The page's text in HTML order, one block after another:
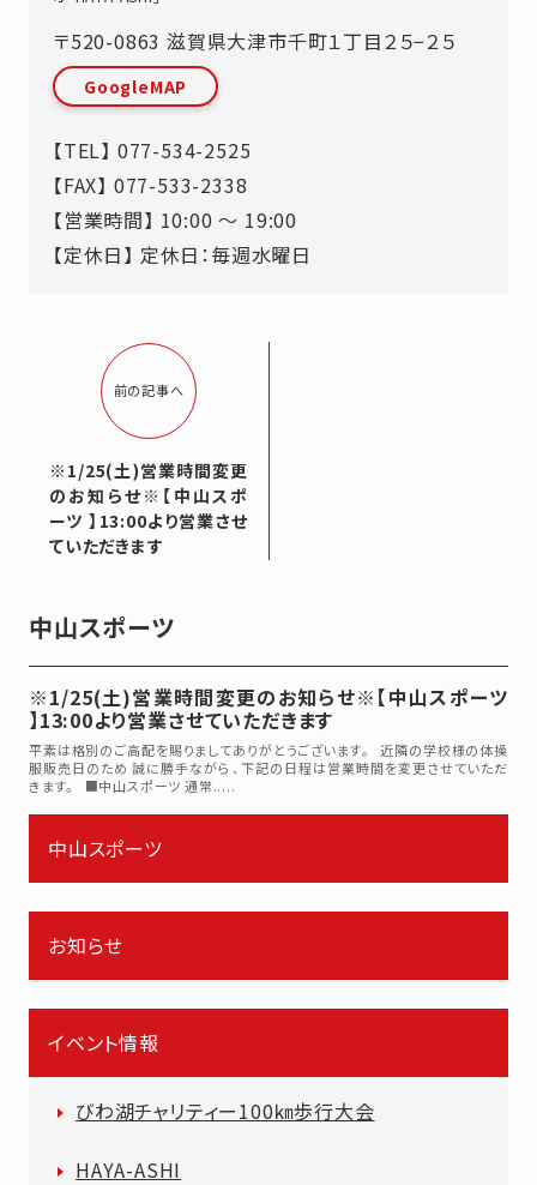
〒520-0863 滋賀県大津市千町１丁目２５−２５
GoogleMAP
【TEL】 077-534-2525
【FAX】 077-533-2338
【営業時間】 10:00 ～ 19:00
【定休日】 定休日：毎週水曜日
前の記事へ
※1/25(土)営業時間変更
のお知らせ※【中山スポ
ーツ 】13:00より営業させ
ていただきます
中山スポーツ
※1/25(土)営業時間変更のお知らせ※【中山スポーツ
】13:00より営業させていただきます
平素は格別のご高配を賜りましてありがとうございます。 近隣の学校様の体操
服販売日のため 誠に勝手ながら、下記の日程は営業時間を変更させていただ
きます。 ■中山スポーツ 通常.....
中山スポーツ
お知らせ
イベント情報
びわ湖チャリティー100㎞歩行大会
HAYA-ASHI